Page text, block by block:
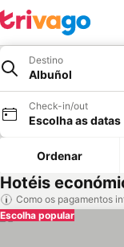
Destino
Albuñol
Check-in/out
Escolha as datas
Ordenar
Hotéis
Como os pagamentos
Escolha popular